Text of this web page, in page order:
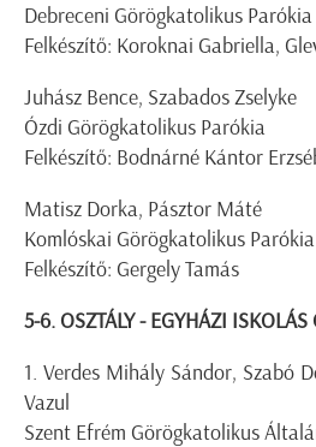
Debreceni Görögkatolikus Parókia
Felkészítő: Koroknai Gabriella,
Juhász Bence, Szabados Zselyke
Ózdi Görögkatolikus Parókia
Felkészítő: Bodnárné Kántor
Matisz Dorka, Pásztor Máté
Komlóskai Görögkatolikus Parókia
Felkészítő: Gergely Tamás
5-6. OSZTÁLY - EGYHÁZI ISKOLÁS
1. Verdes Mihály Sándor, Szabó
Vazul
Szent Efrém Görögkatolikus